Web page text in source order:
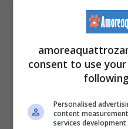
Oliver l’ha
2018, la conduttrice
trattenere
cuoco’: così ha
consent to use
Personalised
content
services development